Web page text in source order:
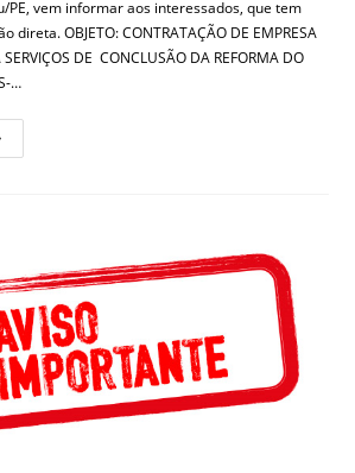
PE, vem informar aos interessados, que tem
direta. OBJETO: CONTRATAÇÃO DE EMPRESA
DE CONCLUSÃO DA REFORMA DO
…